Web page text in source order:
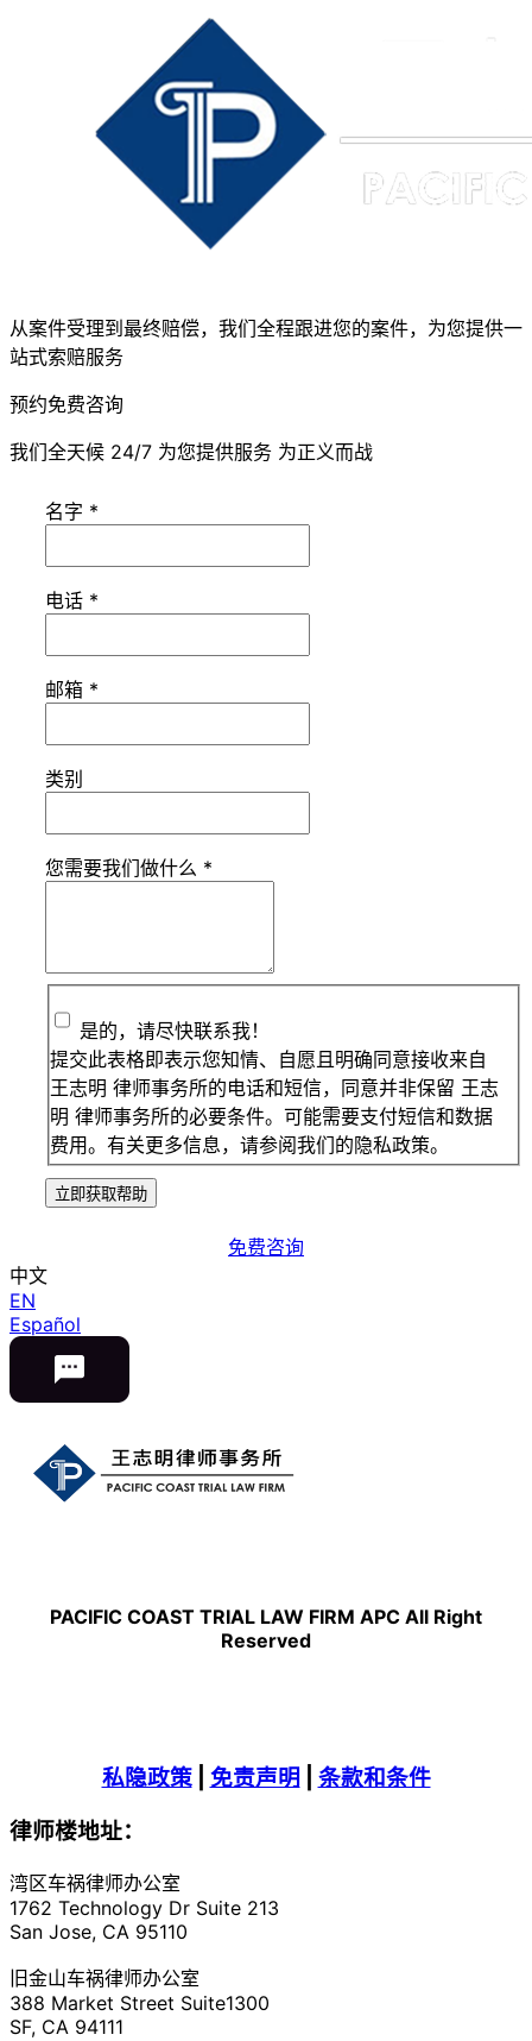
从案件受理到最终赔偿，我们全程跟进您的案件，为您提供一
站式索赔服务
预约免费咨询
我们全天候 24/7 为您提供服务 为正义而战
名字 *
电话 *
邮箱 *
类别
您需要我们做什么 *
是的，请尽快联系我！
提交此表格即表示您知情、自愿且明确同意接收来自
王志明 律师事务所的电话和短信，同意并非保留 王志
明 律师事务所的必要条件。可能需要支付短信和数据
费用。有关更多信息，请参阅我们的隐私政策。
立即获取帮助
免费咨询
中文
EN
Español
PACIFIC COAST TRIAL LAW FIRM APC All Right
Reserved
私隐政策| 免责声明
条款和条件
律师楼地址：
湾区车祸律师办公室
1762 Technology Dr Suite 213
San Jose, CA 95110
旧金山车祸律师办公室
388 Market Street Suite1300
SF, CA 94111